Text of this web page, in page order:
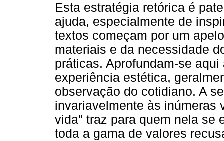
Esta estratégia retórica é
ajuda, especialmente de
textos começam por um
materiais e da necessidade
práticas. Aprofundam-se
experiência estética,
observação do cotidiano. A
invariavelmente às inúmeras
vida" traz para quem nela se
toda a gama de valores